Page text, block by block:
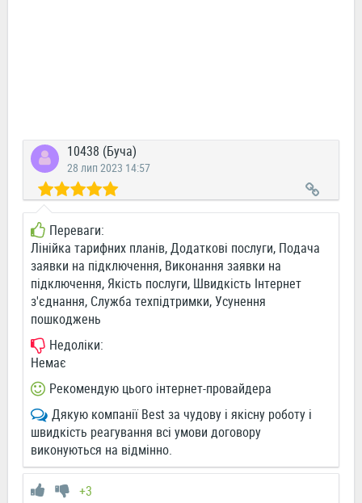
10438 (Буча)
28 лип 2023 14:57
Переваги:
Лінійка тарифних планів, Додаткові послуги, Подача
заявки на підключення, Виконання заявки на
підключення, Якість послуги, Швидкість Інтернет
з'єднання, Служба техпідтримки, Усунення
пошкоджень
Недоліки:
Немає
Рекомендую цього інтернет-провайдера
Дякую компанії Best за чудову і якісну роботу і
швидкість реагування всі умови договору
виконуються на відмінно.
+3